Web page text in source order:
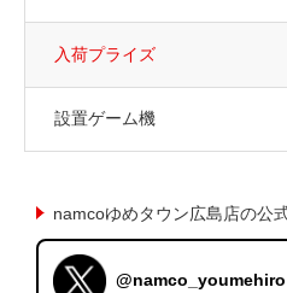
入荷プライズ
設置ゲーム機
namcoゆめタウン広島店の公
@namco_youmehiro